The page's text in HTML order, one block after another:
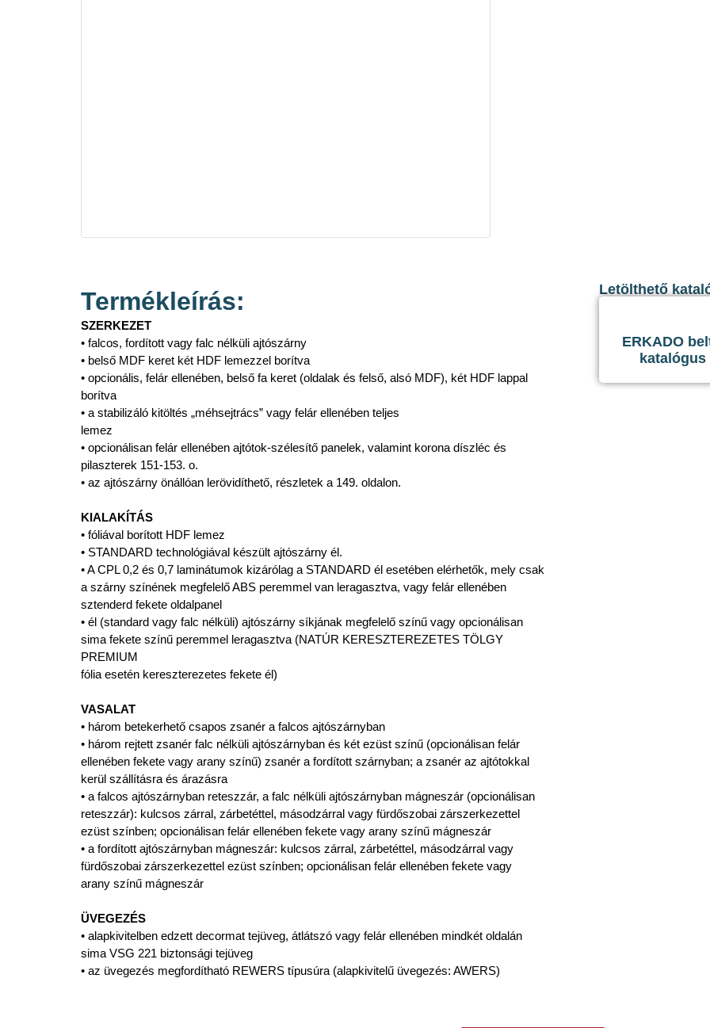
Termékleírás:
SZERKEZET
• falcos, fordított vagy falc nélküli ajtószárny
• belső MDF keret két HDF lemezzel borítva
• opcionális, felár ellenében, belső fa keret (oldalak és felső, alsó MDF), két HDF lappal
borítva
• a stabilizáló kitöltés „méhsejtrács” vagy felár ellenében teljes
lemez
• opcionálisan felár ellenében ajtótok-szélesítő panelek, valamint korona díszléc és
pilaszterek 151-153. o.
• az ajtószárny önállóan lerövidíthető, részletek a 149. oldalon.
KIALAKÍTÁS
• fóliával borított HDF lemez
• STANDARD technológiával készült ajtószárny él.
• A CPL 0,2 és 0,7 laminátumok kizárólag a STANDARD él esetében elérhetők, mely csak
a szárny színének megfelelő ABS peremmel van leragasztva, vagy felár ellenében
sztenderd fekete oldalpanel
• él (standard vagy falc nélküli) ajtószárny síkjának megfelelő színű vagy opcionálisan
sima fekete színű peremmel leragasztva (NATÚR KERESZTEREZETES TÖLGY
PREMIUM
fólia esetén kereszterezetes fekete él)
VASALAT
• három betekerhető csapos zsanér a falcos ajtószárnyban
• három rejtett zsanér falc nélküli ajtószárnyban és két ezüst színű (opcionálisan felár
ellenében fekete vagy arany színű) zsanér a fordított szárnyban; a zsanér az ajtótokkal
kerül szállításra és árazásra
• a falcos ajtószárnyban reteszzár, a falc nélküli ajtószárnyban mágneszár (opcionálisan
reteszzár): kulcsos zárral, zárbetéttel, másodzárral vagy fürdőszobai zárszerkezettel
ezüst színben; opcionálisan felár ellenében fekete vagy arany színű mágneszár
• a fordított ajtószárnyban mágneszár: kulcsos zárral, zárbetéttel, másodzárral vagy
fürdőszobai zárszerkezettel ezüst színben; opcionálisan felár ellenében fekete vagy
arany színű mágneszár
ÜVEGEZÉS
• alapkivitelben edzett decormat tejüveg, átlátszó vagy felár ellenében mindkét oldalán
sima VSG 221 biztonsági tejüveg
• az üvegezés megfordítható REWERS típusúra (alapkivitelű üvegezés: AWERS)
Letölthető
ERKADO
katalógus